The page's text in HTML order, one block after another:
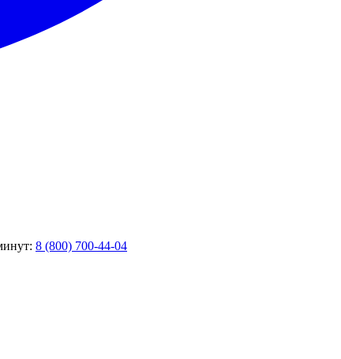
8 (800) 700-44-04